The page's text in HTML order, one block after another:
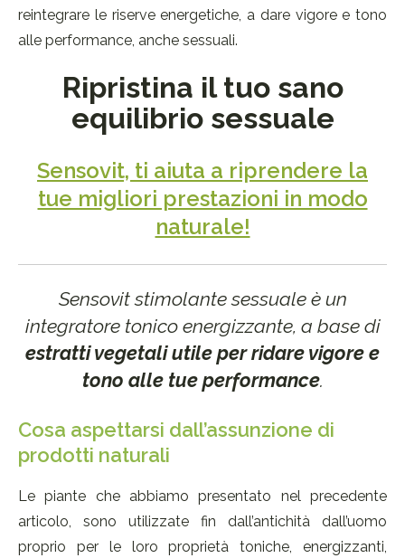
reintegrare le riserve energetiche, a dare vigore e tono
alle performance, anche sessuali.
Ripristina il tuo sano
equilibrio sessuale
Sensovit, ti aiuta a riprendere la
tue migliori prestazioni in modo
naturale!
Sensovit stimolante sessuale è un
integratore tonico energizzante, a base di
estratti vegetali utile per ridare vigore e
tono alle tue performance.
Cosa aspettarsi dall’assunzione di
prodotti naturali
Le piante che abbiamo presentato nel precedente
articolo, sono utilizzate fin dall’antichità dall’uomo
proprio per le loro proprietà toniche, energizzanti,